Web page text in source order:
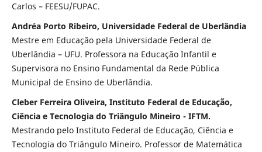
Carlos – FEESU/FUPAC.
Andréa Porto Ribeiro, Universidade Federal de Uberlândia
Mestre em Educação pela Universidade Federal de
Uberlândia – UFU. Professora na Educação Infantil e
Supervisora no Ensino Fundamental da Rede Pública
Municipal de Ensino de Uberlândia.
Cleber Ferreira Oliveira, Instituto Federal de Educação,
Ciência e Tecnologia do Triângulo Mineiro - IFTM.
Mestrando pelo Instituto Federal de Educação, Ciência e
Tecnologia do Triângulo Mineiro. Professor de Matemática